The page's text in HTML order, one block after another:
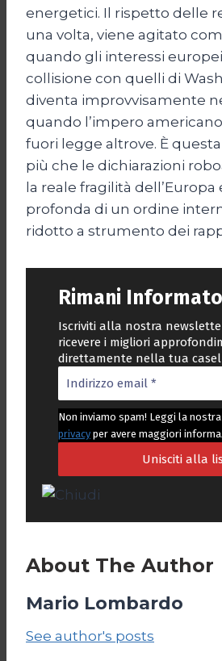
energetici. Il rispetto delle
una volta, viene agitato
quando gli interessi
collisione con quelli di
diventa improvvisamente
quando l’impero
fuori legge altrove. È
più che le dichiarazioni
la reale fragilità dell’Europa
profonda di un ordine
ridotto a strumento dei
Rimani Informato
Iscriviti alla nostra
ricevere i migliori
direttamente nella tua
Non inviamo spam! Leggi la nostra
privacy per avere maggiori
About The Author
Mario Lombardo
See author's posts